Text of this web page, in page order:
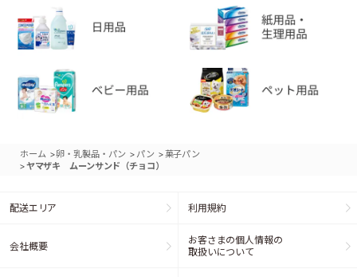
ホーム >卵・乳製品・パン > パン >菓子パン
>ヤマザキ ムーンサンド（チョコ）
配送エリア 利用規約
会社概要
お客さまの個人情報の
取扱いについて